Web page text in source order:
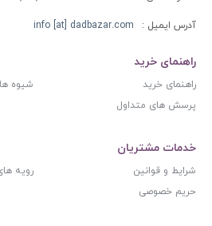
آدرس ایمیل : info [at] dadbazar.com
راهنمای خرید
راهنمای خرید
شیوه
پرسش های متداول
خدمات مشتریان
شرایط و قوانین
رویه
حریم خصوصی